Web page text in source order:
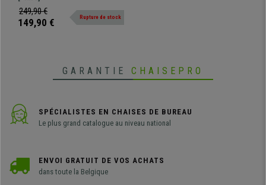
rembourrée, en Tissu, Gris
Parfait pour votre salle de
réunion, votre salle d'attente ou
249,90 €
149,90 € Rupture de stock
GARANTIE CHAISEPRO
SPÉCIALISTES EN CHAISES DE BUREAU
Le plus grand catalogue au niveau national
ENVOI GRATUIT DE VOS ACHATS
dans toute la Belgique